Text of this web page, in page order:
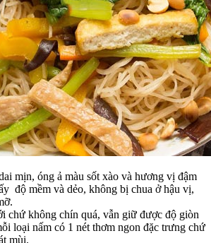
mịn, óng ả màu sốt xào và hương vị đậm
độ mềm và dẻo, không bị chua ở hậu vị,
chứ không chín quá, vẫn giữ được độ giòn
loại nấm có 1 nét thơm ngon đặc trưng chứ
mùi.